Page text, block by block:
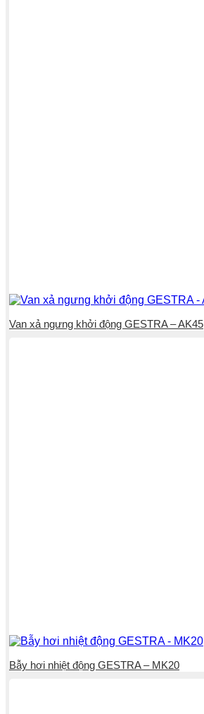
Van xả ngưng khởi động GESTRA – AK45
Bẫy hơi nhiệt động GESTRA – MK20